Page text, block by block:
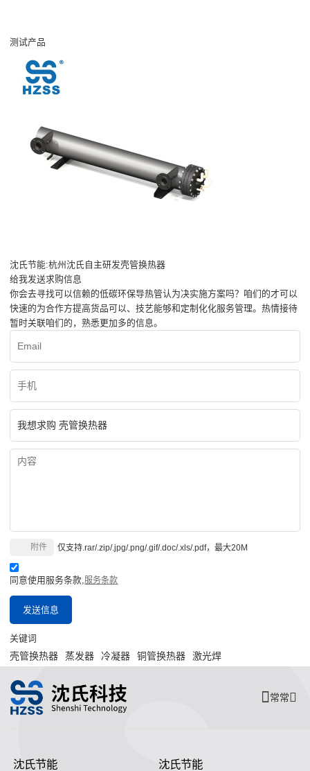
测试产品
沈氏节能:杭州沈氏自主研发壳管换热器
给我发送求购信息
你会去寻找可以信赖的低碳环保导热管认为决实施方案吗？咱们的才可以
快速的为合作方提高货品可以、技艺能够和定制化化服务管理。热情接待
暂时关联咱们的，熟悉更加多的信息。
仅支持.rar/.zip/.jpg/.png/.gif/.doc/.xls/.pdf，最大20M
附件
同意使用服务条款,服务条款
发送信息
关键词
壳管换热器 蒸发器 冷凝器 铜管换热器 激光焊
常常
沈氏节能 沈氏节能